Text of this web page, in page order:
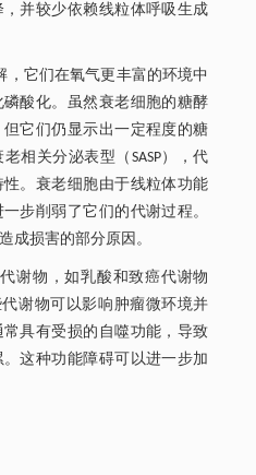
并较少依赖线粒体呼吸生成
，它们在氧气更丰富的环境中
酸化。虽然衰老细胞的糖酵
它们仍显示出一定程度的糖
相关分泌表型（SASP），代
。衰老细胞由于线粒体功能
步削弱了它们的代谢过程。
成损害的部分原因。
谢物，如乳酸和致癌代谢物
代谢物可以影响肿瘤微环境并
具有受损的自噬功能，导致
这种功能障碍可以进一步加